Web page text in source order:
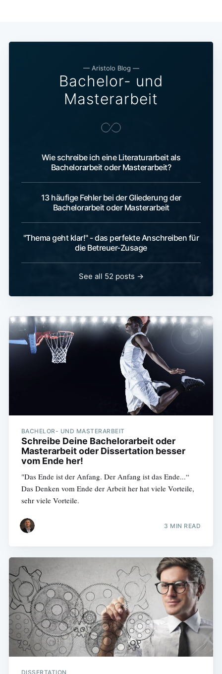
— Aristolo Blog —
Bachelor- und
Masterarbeit
Wie schreibe ich eine Literaturarbeit als
Bachelorarbeit oder Masterarbeit?
13 häufige Fehler bei der Gliederung der
Bachelorarbeit oder Masterarbeit
"Thema geht klar!" - das perfekte Anschreiben für
die Betreuer-Zusage
See all 52 posts →
BACHELOR- UND MASTERARBEIT
Schreibe Deine Bachelorarbeit oder
Masterarbeit oder Dissertation besser
vom Ende her!
"Das Ende ist der Anfang. Der Anfang ist das Ende...“
Das Denken vom Ende der Arbeit her hat viele Vorteile,
sehr viele Vorteile.
3 MIN READ
DISSERTATION